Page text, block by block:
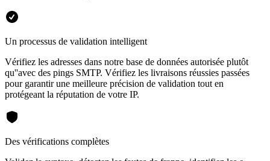
Un processus de validation intelligent
Vérifiez les adresses dans notre base de données autorisée plutôt
qu''avec des pings SMTP. Vérifiez les livraisons réussies passées
pour garantir une meilleure précision de validation tout en
protégeant la réputation de votre IP.
Des vérifications complètes